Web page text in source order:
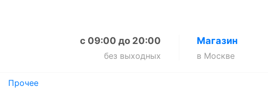
Магазин
в Москве
с 09:00 до 20:00
без выходных
Прочее